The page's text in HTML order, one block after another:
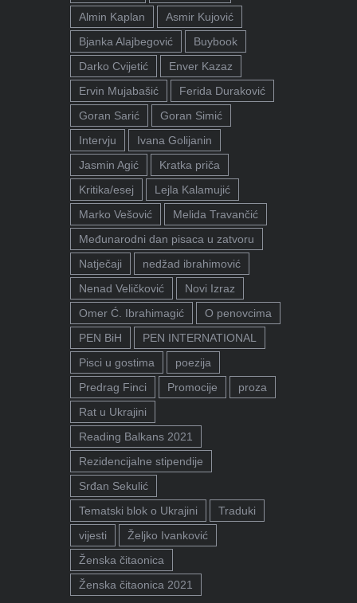
Almin Kaplan
Asmir Kujović
Bjanka Alajbegović
Buybook
Darko Cvijetić
Enver Kazaz
Ervin Mujabašić
Ferida Duraković
Goran Sarić
Goran Simić
Intervju
Ivana Golijanin
Jasmin Agić
Kratka priča
Kritika/esej
Lejla Kalamujić
Marko Vešović
Melida Travančić
Međunarodni dan pisaca u zatvoru
Natječaji
nedžad ibrahimović
Nenad Veličković
Novi Izraz
Omer Ć. Ibrahimagić
O penovcima
PEN BiH
PEN INTERNATIONAL
Pisci u gostima
poezija
Predrag Finci
Promocije
proza
Rat u Ukrajini
Reading Balkans 2021
Rezidencijalne stipendije
Srđan Sekulić
Tematski blok o Ukrajini
Traduki
vijesti
Željko Ivanković
Ženska čitaonica
Ženska čitaonica 2021